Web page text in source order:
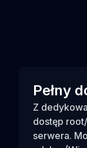
Pełny
Z
dostęp
serwera.